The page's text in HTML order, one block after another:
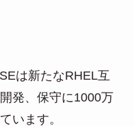
は新たなRHEL互
発、保守に1000万
います。